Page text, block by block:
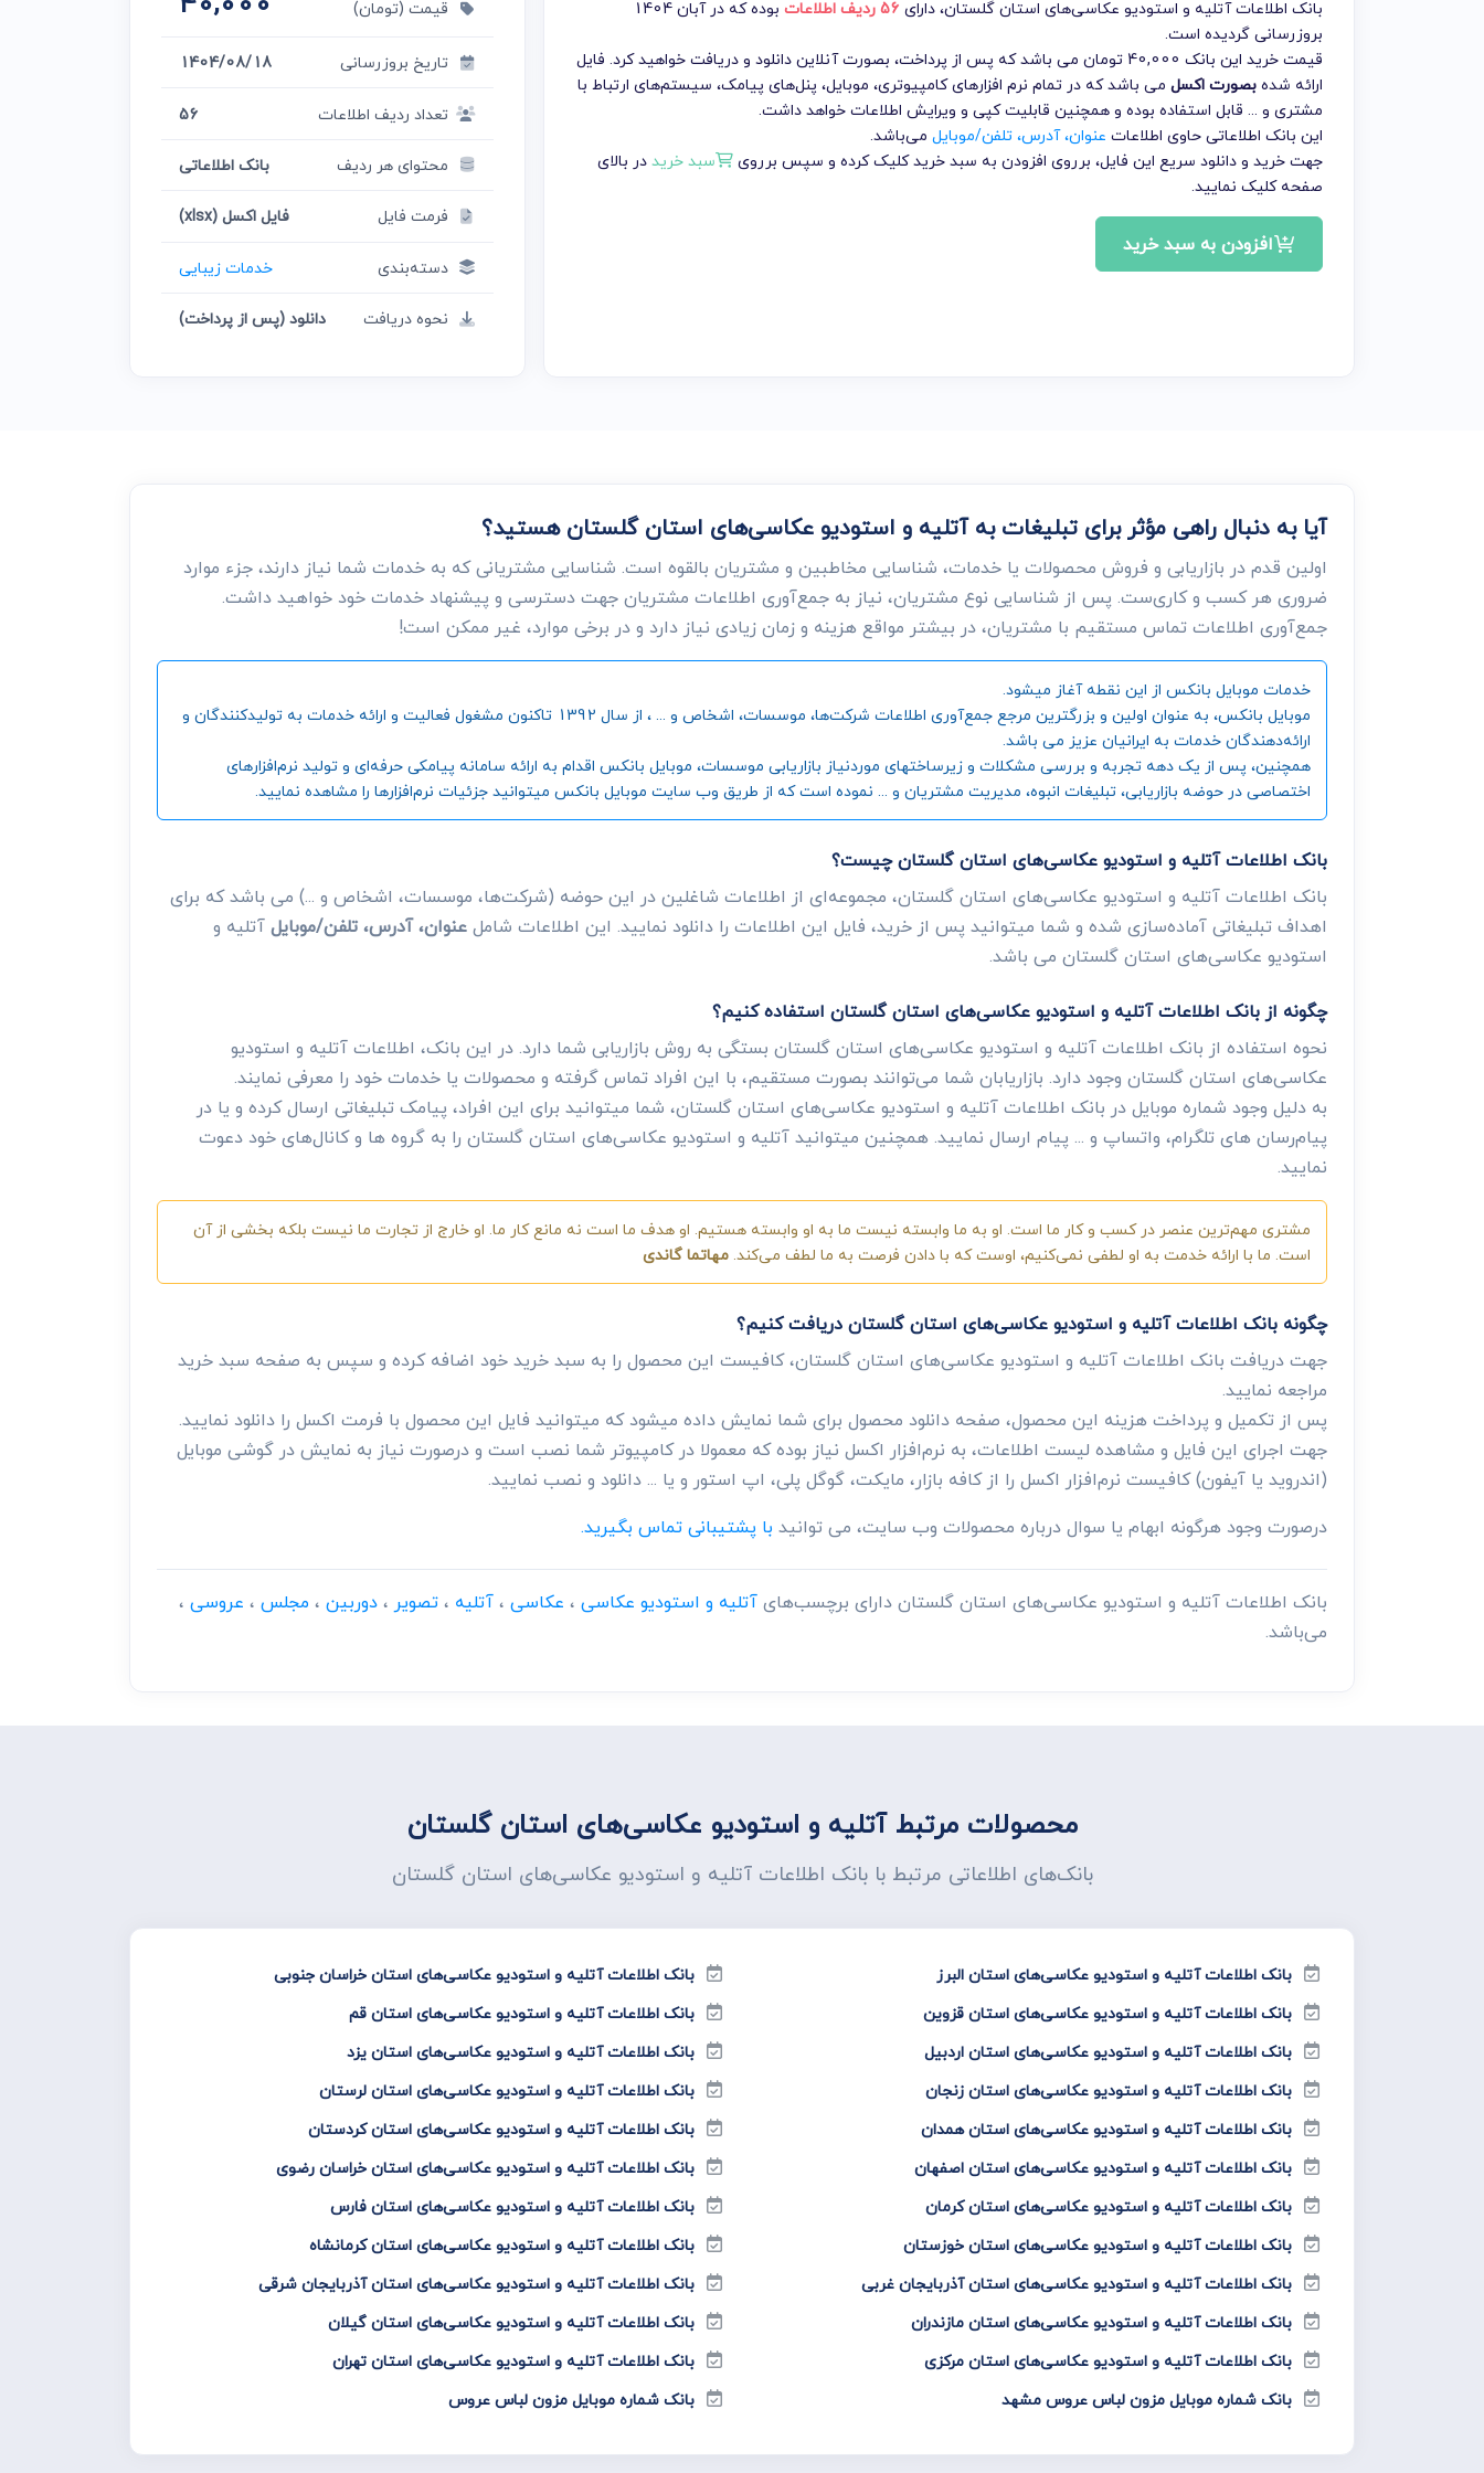
بانک اطلاعات آتلیه و استودیو عکاسی‌های استان گلستان، دارای 56 ردیف اطلاعات
بوده که در آبان 1404
بروزرسانی گردیده است.
قیمت خرید این بانک 40,000 تومان می باشد که پس از پرداخت، بصورت آنلاین دانلود و دریافت خواهید کرد. فایل
ارائه شدهبصورت اکسل می باشد که در تمام نرم افزارهای کامپیوتری، موبایل، پنل‌های پیامک، سیستم‌های ارتباط با
مشتری و ... قابل استفاده بوده و همچنین قابلیت کپی و ویرایش اطلاعات خواهد داشت.
این بانک اطلاعاتی حاوی اطلاعات عنوان، آدرس، تلفن/موبایل می‌باشد.
جهت خرید و دانلود سریع این فایل، برروی افزودن به سبد خرید کلیک کرده و سپس برروی
سبد خریددر بالای
صفحه کلیک نمایید.
افزودن به سبد خرید
قیمت (تومان)
تاریخ بروزرسانی
1404/08/18
تعداد ردیف اطلاعات
56
محتوای هر ردیف
بانک اطلاعاتی
فرمت فایل
فایل اکسل (xlsx)
دسته‌بندی
خدمات زیبایی
نحوه دریافت
دانلود (پس از پرداخت)
آیا به دنبال راهی مؤثر برای تبلیغات به آتلیه و استودیو عکاسی‌های استان گلستان هستید؟
اولین قدم در بازاریابی و فروش محصولات یا خدمات، شناسایی مخاطبین و مشتریان بالقوه است. شناسایی مشتریانی که به خدمات شما نیاز دارند، جزء موارد
ضروری هر کسب و کاری‌ست. پس از شناسایی نوع مشتریان، نیاز به جمع‌آوری اطلاعات مشتریان جهت دسترسی و پیشنهاد خدمات خود خواهید داشت.
جمع‌آوری اطلاعات تماس مستقیم با مشتریان، در بیشتر مواقع هزینه و زمان زیادی نیاز دارد و در برخی موارد، غیر ممکن است!
خدمات موبایل بانکس از این نقطه آغاز میشود.
موبایل بانکس، به عنوان اولین و بزرگترین مرجع جمع‌آوری اطلاعات شرکت‌ها، موسسات، اشخاص و ... ، از سال 1392 تاکنون مشغول فعالیت و ارائه خدمات به تولیدکنندگان و
ارائه‌دهندگان خدمات به ایرانیان عزیز می باشد.
همچنین، پس از یک دهه تجربه و بررسی مشکلات و زیرساختهای موردنیاز بازاریابی موسسات، موبایل بانکس اقدام به ارائه سامانه‌ پیامکی حرفه‌ای و تولید نرم‌افزارهای
اختصاصی در حوضه بازاریابی، تبلیغات انبوه، مدیریت مشتریان و ... نموده است که از طریق وب سایت موبایل بانکس میتوانید جزئیات نرم‌افزارها را مشاهده نمایید.
بانک اطلاعات آتلیه و استودیو عکاسی‌های استان گلستان چیست؟
بانک اطلاعات آتلیه و استودیو عکاسی‌های استان گلستان، مجموعه‌ای از اطلاعات شاغلین در این حوضه (شرکت‌ها، موسسات، اشخاص و ...) می باشد که برای
اهداف تبلیغاتی آماده‌سازی شده و شما میتوانید پس از خرید، فایل این اطلاعات را دانلود نمایید. این اطلاعات شاملعنوان، آدرس، تلفن/موبایلآتلیه و
استودیو عکاسی‌های استان گلستان می باشد.
چگونه از بانک اطلاعات آتلیه و استودیو عکاسی‌های استان گلستان استفاده کنیم؟
نحوه استفاده از بانک اطلاعات آتلیه و استودیو عکاسی‌های استان گلستان بستگی به روش بازاریابی شما دارد. در این بانک، اطلاعات آتلیه و استودیو
عکاسی‌های استان گلستان وجود دارد. بازاریابان شما می‌توانند بصورت مستقیم، با این افراد تماس گرفته و محصولات یا خدمات خود را معرفی نمایند.
به دلیل وجود شماره موبایل در بانک اطلاعات آتلیه و استودیو عکاسی‌های استان گلستان، شما میتوانید برای این افراد، پیامک تبلیغاتی ارسال کرده و یا در
پیام‌رسان های تلگرام، واتساپ و ... پیام ارسال نمایید. همچنین میتوانید آتلیه و استودیو عکاسی‌های استان گلستان را به گروه ها و کانال‌های خود دعوت
نمایید.
مشتری مهم‌ترین عنصر در کسب و کار ما است. او به ما وابسته نیست ما به او وابسته هستیم. او هدف ما است نه مانع کار ما. او خارج از تجارت ما نیست بلکه بخشی از آن
است. ما با ارائه خدمت به او لطفی نمی‌کنیم، اوست که با دادن فرصت به ما لطف می‌کند. مهاتما گاندی
چگونه بانک اطلاعات آتلیه و استودیو عکاسی‌های استان گلستان دریافت کنیم؟
جهت دریافت بانک اطلاعات آتلیه و استودیو عکاسی‌های استان گلستان، کافیست این محصول را به سبد خرید خود اضافه کرده و سپس به صفحه سبد خرید
مراجعه نمایید.
پس از تکمیل و پرداخت هزینه این محصول، صفحه دانلود محصول برای شما نمایش داده میشود که میتوانید فایل این محصول با فرمت اکسل را دانلود نمایید.
جهت اجرای این فایل و مشاهده لیست اطلاعات، به نرم‌افزار اکسل نیاز بوده که معمولا در کامپیوتر شما نصب است و درصورت نیاز به نمایش در گوشی موبایل
(اندروید یا آیفون) کافیست نرم‌افزار اکسل را از کافه بازار، مایکت، گوگل پلی، اپ استور و یا ... دانلود و نصب نمایید.
درصورت وجود هرگونه ابهام یا سوال درباره محصولات وب سایت، می توانید با پشتیبانی تماس بگیرید.
بانک اطلاعات آتلیه و استودیو عکاسی‌های استان گلستان دارای برچسب‌هایآتلیه و استودیو عکاسی ، عکاسی ،آتلیه ،تصویر ،دوربین ، مجلس ، عروسی ،
می‌باشد.
محصولات مرتبط آتلیه و استودیو عکاسی‌های استان گلستان
بانک‌های اطلاعاتی مرتبط با بانک اطلاعات آتلیه و استودیو عکاسی‌های استان گلستان
بانک اطلاعات آتلیه و استودیو عکاسی‌های استان البرز
بانک اطلاعات آتلیه و استودیو عکاسی‌های استان خراسان جنوبی
بانک اطلاعات آتلیه و استودیو عکاسی‌های استان قزوین
بانک اطلاعات آتلیه و استودیو عکاسی‌های استان قم
بانک اطلاعات آتلیه و استودیو عکاسی‌های استان اردبیل
بانک اطلاعات آتلیه و استودیو عکاسی‌های استان یزد
بانک اطلاعات آتلیه و استودیو عکاسی‌های استان زنجان
بانک اطلاعات آتلیه و استودیو عکاسی‌های استان لرستان
بانک اطلاعات آتلیه و استودیو عکاسی‌های استان همدان
بانک اطلاعات آتلیه و استودیو عکاسی‌های استان کردستان
بانک اطلاعات آتلیه و استودیو عکاسی‌های استان اصفهان
بانک اطلاعات آتلیه و استودیو عکاسی‌های استان خراسان رضوی
بانک اطلاعات آتلیه و استودیو عکاسی‌های استان کرمان
بانک اطلاعات آتلیه و استودیو عکاسی‌های استان فارس
بانک اطلاعات آتلیه و استودیو عکاسی‌های استان خوزستان
بانک اطلاعات آتلیه و استودیو عکاسی‌های استان کرمانشاه
بانک اطلاعات آتلیه و استودیو عکاسی‌های استان آذربایجان غربی
بانک اطلاعات آتلیه و استودیو عکاسی‌های استان آذربایجان شرقی
بانک اطلاعات آتلیه و استودیو عکاسی‌های استان مازندران
بانک اطلاعات آتلیه و استودیو عکاسی‌های استان گیلان
بانک اطلاعات آتلیه و استودیو عکاسی‌های استان مرکزی
بانک اطلاعات آتلیه و استودیو عکاسی‌های استان تهران
بانک شماره موبایل مزون لباس عروس مشهد
بانک شماره موبایل مزون لباس عروس